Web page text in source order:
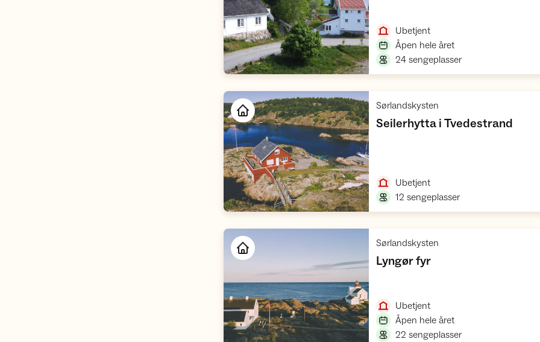
Ubetjent,
Åpen hele året,
24 sengeplasser,
Sørlandskysten,
Seilerhytta i Tvedestrand,
Ubetjent,
12 sengeplasser,
Sørlandskysten,
Lyngør fyr,
Ubetjent,
Åpen hele året,
22 sengeplasser,